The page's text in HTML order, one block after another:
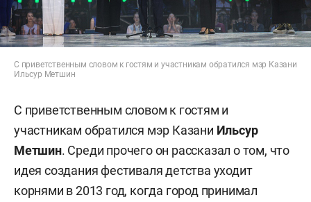
С приветственным словом к гостям и участникам обратился мэр Казани
Ильсур Метшин
С приветственным словом к гостям и
участникам обратился мэр Казани Ильсур
Метшин. Среди прочего он рассказал о том, что
идея создания фестиваля детства уходит
корнями в 2013 год, когда город принимал